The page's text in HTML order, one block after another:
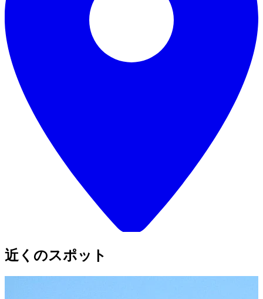
近くのスポット